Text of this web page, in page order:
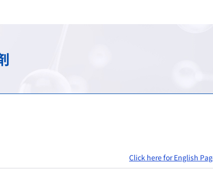
登録認証機関に対する調
受託給付業務
シンポジウム・ワークシ
Click here for English